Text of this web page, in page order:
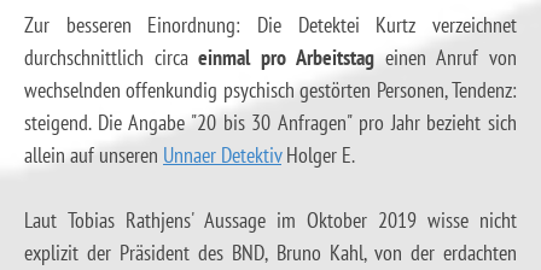
Zur besseren Einordnung: Die Detektei Kurtz verzeichnet
durchschnittlich circaeinmal pro Arbeitstageinen Anruf von
wechselnden offenkundig psychisch gestörten Personen, Tendenz:
steigend. Die Angabe "20 bis 30 Anfragen" pro Jahr bezieht sich
allein auf unseren Unnaer DetektivHolger E.
Laut Tobias Rathjens' Aussage im Oktober 2019 wisse nicht
explizit der Präsident des BND, Bruno Kahl, von der erdachten